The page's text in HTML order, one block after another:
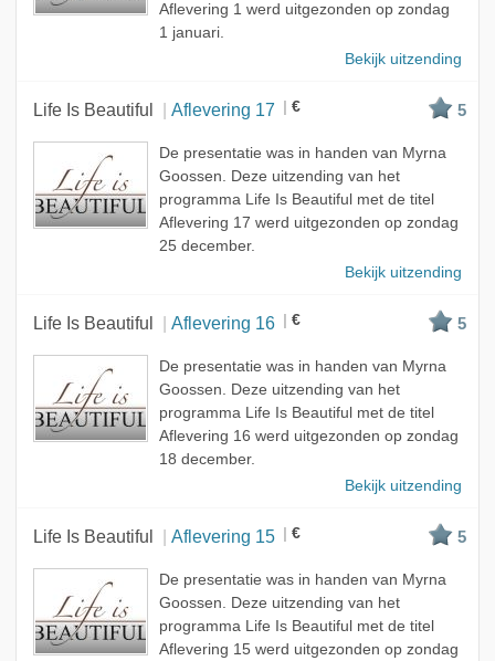
Aflevering 1 werd uitgezonden op zondag
1 januari.
Bekijk uitzending
Life Is Beautiful Aflevering 17 € 5
De presentatie was in handen van Myrna
Goossen. Deze uitzending van het
programma Life Is Beautiful met de titel
Aflevering 17 werd uitgezonden op zondag
25 december.
Bekijk uitzending
Life Is Beautiful Aflevering 16 € 5
De presentatie was in handen van Myrna
Goossen. Deze uitzending van het
programma Life Is Beautiful met de titel
Aflevering 16 werd uitgezonden op zondag
18 december.
Bekijk uitzending
Life Is Beautiful Aflevering 15 € 5
De presentatie was in handen van Myrna
Goossen. Deze uitzending van het
programma Life Is Beautiful met de titel
Aflevering 15 werd uitgezonden op zondag